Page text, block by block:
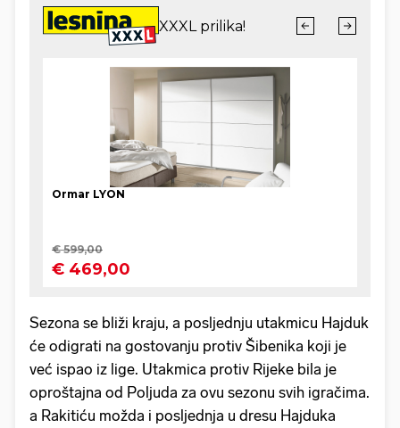
Sezona se bliži kraju, a posljednju utakmicu Hajduk
će odigrati na gostovanju protiv Šibenika koji je
već ispao iz lige. Utakmica protiv Rijeke bila je
oproštajna od Poljuda za ovu sezonu svih igračima.
a Rakitiću možda i posljednja u dresu Hajduka